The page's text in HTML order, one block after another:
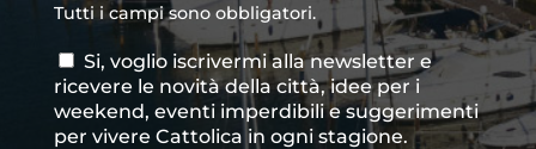
Tutti i campi sono obbligatori.
Consenso
newsletter
Si, voglio iscrivermi alla newsletter e
ricevere le novità della città, idee per i
weekend, eventi imperdibili e suggerimenti
per vivere Cattolica in ogni stagione.